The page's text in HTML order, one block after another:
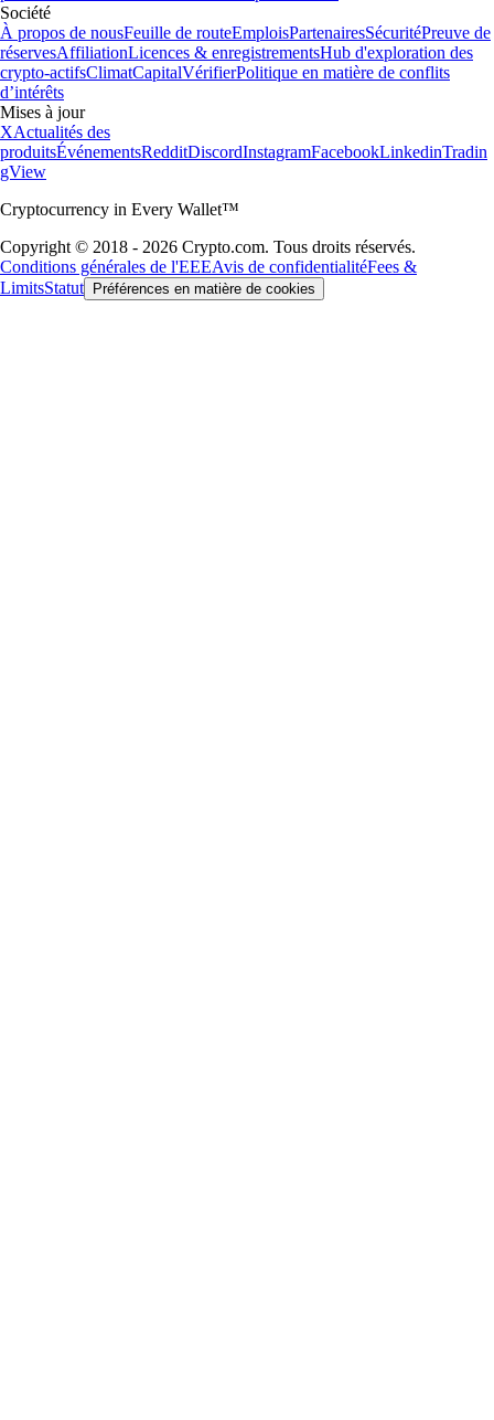
Société
À propos de nousFeuille de routeEmploisPartenairesSécuritéPreuve de
réservesAffiliationLicences & enregistrementsHub d'exploration des
crypto-actifsClimatCapitalVérifierPolitique en matière de conflits
d’intérêts
Mises à jour
XActualités des
produitsÉvénementsRedditDiscordInstagramFacebookLinkedinTradin
gView
Cryptocurrency in Every Wallet™
Copyright © 2018 - 2026 Crypto.com. Tous droits réservés.
Conditions générales de l'EEEAvis de confidentialitéFees &
LimitsStatut Préférences en matière de cookies